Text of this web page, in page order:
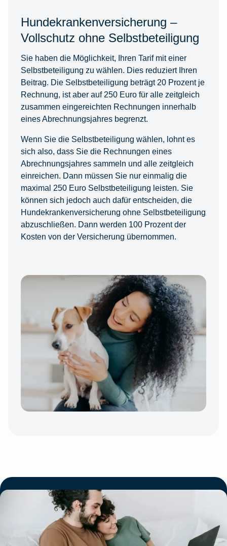
Hundekrankenversicherung –
Vollschutz ohne Selbstbeteiligung
Sie haben die Möglichkeit, Ihren Tarif mit einer
Selbstbeteiligung zu wählen. Dies reduziert Ihren
Beitrag. Die Selbstbeteiligung beträgt 20 Prozent je
Rechnung, ist aber auf 250 Euro für alle zeitgleich
zusammen eingereichten Rechnungen innerhalb
eines Abrechnungsjahres begrenzt.
Wenn Sie die Selbstbeteiligung wählen, lohnt es
sich also, dass Sie die Rechnungen eines
Abrechnungsjahres sammeln und alle zeitgleich
einreichen. Dann müssen Sie nur einmalig die
maximal 250 Euro Selbstbeteiligung leisten. Sie
können sich jedoch auch dafür entscheiden, die
Hundekrankenversicherung ohne Selbstbeteiligung
abzuschließen. Dann werden 100 Prozent der
Kosten von der Versicherung übernommen.